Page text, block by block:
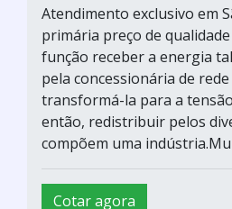
Atendimento exclusivo em
primária preço de
função receber a energia
pela concessionária de
transformá-la para a
então, redistribuir pelos
compõem uma
Cotar agora